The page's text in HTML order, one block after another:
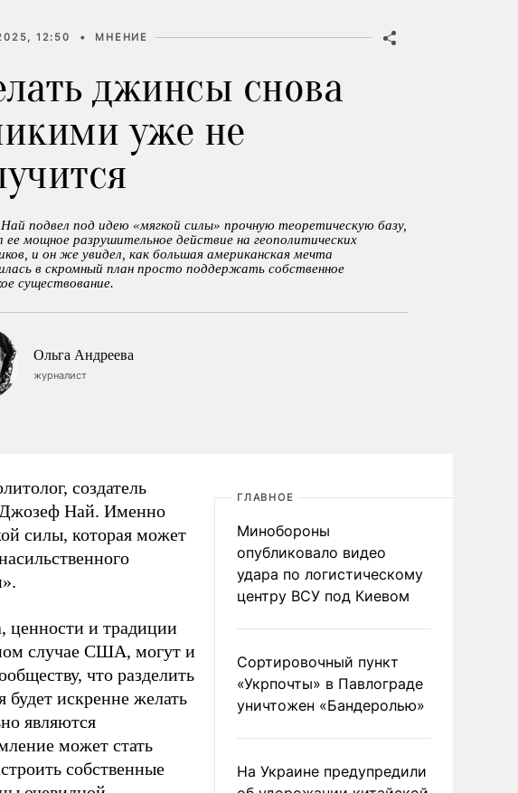
12:50 • МНЕНИЕ
джинсы снова
уже не
подвел под идею «мягкой силы» прочную теоретическую базу,
ее мощное разрушительное действие на геополитических
и он же увидел, как большая американская мечта
в скромный план просто поддержать собственное
существование.
Ольга Андреева
журналист
создатель
Джозеф Най. Именно
силы, которая может
ценности и традиции
случае США, могут и
что разделить
искренне желать
являются
может стать
собственные
ГЛАВНОЕ
Минобороны
опубликовало видео
удара по логистическому
центру ВСУ под Киевом
Сортировочный пункт
«Укрпочты» в Павлограде
уничтожен «Бандеролью»
На Украине предупредили